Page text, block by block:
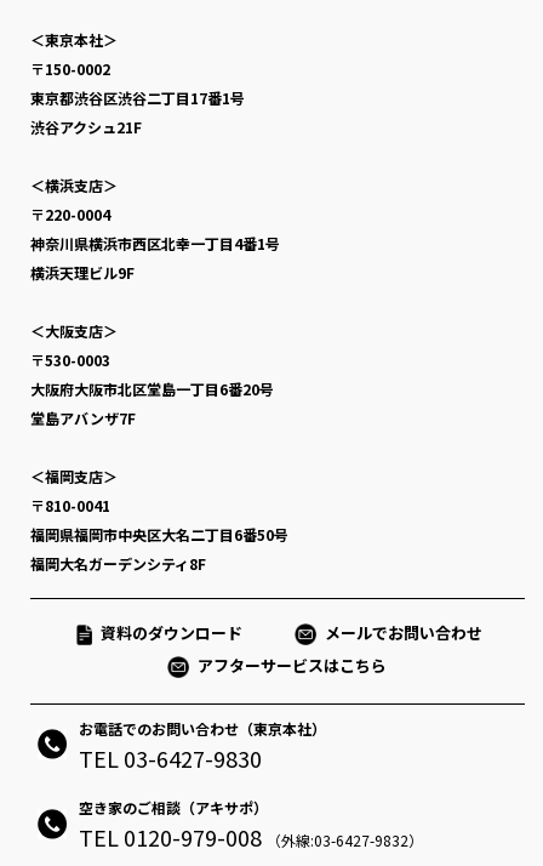
＜東京本社＞
〒150-0002
東京都渋谷区渋谷二丁目17番1号
渋谷アクシュ21F
＜横浜支店＞
〒220-0004
神奈川県横浜市西区北幸一丁目4番1号
横浜天理ビル9F
＜大阪支店＞
〒530-0003
大阪府大阪市北区堂島一丁目6番20号
堂島アバンザ7F
＜福岡支店＞
〒810-0041
福岡県福岡市中央区大名二丁目6番50号
福岡大名ガーデンシティ8F
資料のダウンロード
メールでお問い合わせ
アフターサービスはこちら
お電話でのお問い合わせ（東京本社）
TEL 03-6427-9830
空き家のご相談（アキサポ）
TEL 0120-979-008 （外線:03-6427-9832）